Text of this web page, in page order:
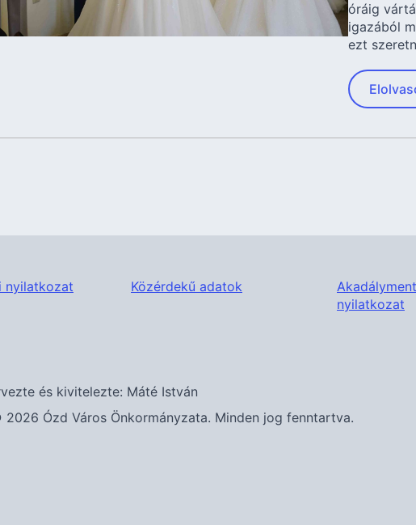
óráig
igazából
ezt
nyilatkozat Közérdekű adatok
nyilatkozat
és kivitelezte: Máté István
Ózd Város Önkormányzata. Minden jog fenntartva.